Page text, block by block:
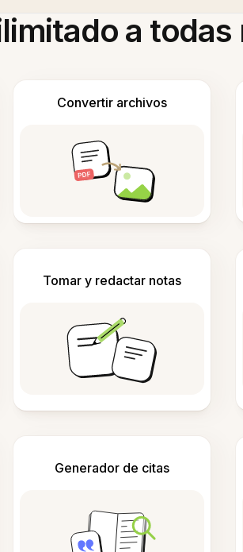
a
Convertir archivos
Tomar y redactar notas
Generador de citas